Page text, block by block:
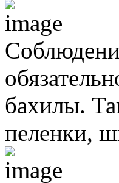
бахилы.
пеленки,